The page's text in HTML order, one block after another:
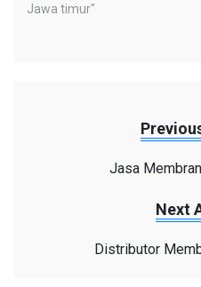
Jawa timur"
Jasa
Next
Distributor